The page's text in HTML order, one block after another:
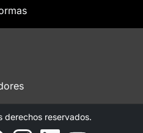
derechos reservados.